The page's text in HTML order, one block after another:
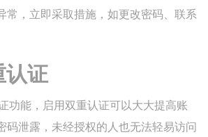
常，立即采取措施，如更改密码、联系
认证
功能，启用双重认证可以大大提高账
码泄露，未经授权的人也无法轻易访问